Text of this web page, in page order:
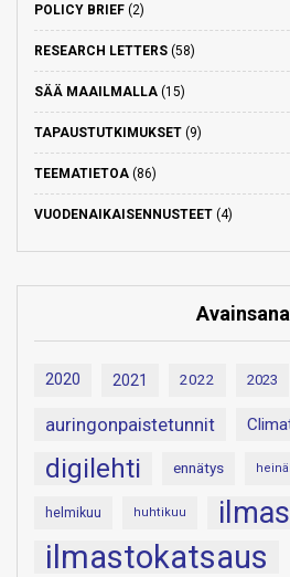
POLICY BRIEF (2)
RESEARCH LETTERS (58)
SÄÄ MAAILMALLA (15)
TAPAUSTUTKIMUKSET (9)
TEEMATIETOA (86)
VUODENAIKAISENNUSTEET (4)
2020 2021 2022 2023
auringonpaistetunnit
digilehti ennätys
helmikuu huhtikuu
ilmastokatsaus